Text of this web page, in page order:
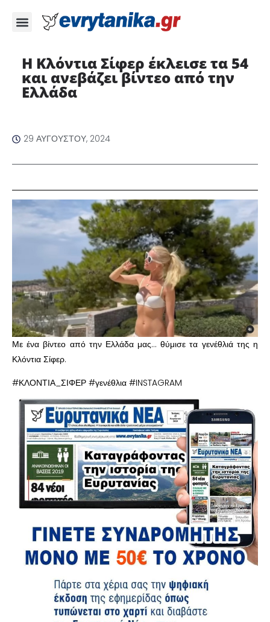
Η Κλόντια Σίφερ έκλεισε τα 54
και ανεβάζει βίντεο από την
Ελλάδα
29 ΑΥΓΟΎΣΤΟΥ, 2024
Με ένα βίντεο από την Ελλάδα μας… θύμισε τα γενέθλιά της η
Κλόντια Σίφερ.
#ΚΛΟΝΤΙΑ_ΣΙΦΕΡ #γενέθλια #INSTAGRAM